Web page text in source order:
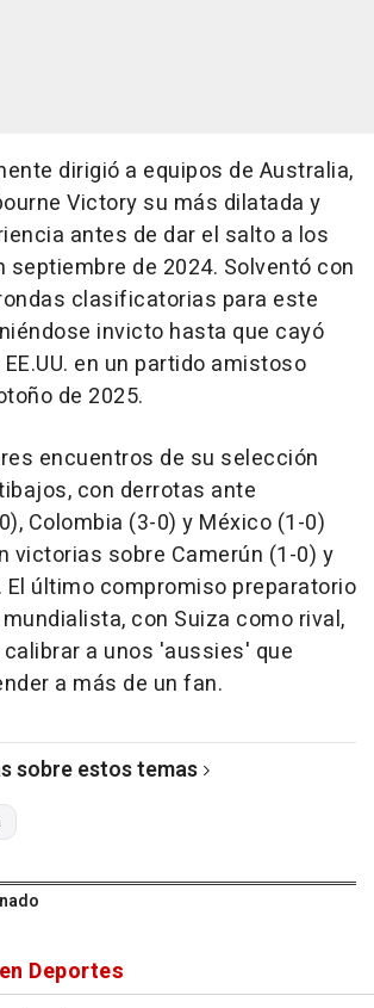
dirigió a equipos de Australia,
Victory su más dilatada y
antes de dar el salto a los
septiembre de 2024. Solventó con
clasificatorias para este
invicto hasta que cayó
en un partido amistoso
de 2025.
encuentros de su selección
con derrotas ante
Colombia (3-0) y México (1-0)
victorias sobre Camerún (1-0) y
El último compromiso preparatorio
con Suiza como rival,
a unos 'aussies' que
a más de un fan.
sobre estos temas
Deportes